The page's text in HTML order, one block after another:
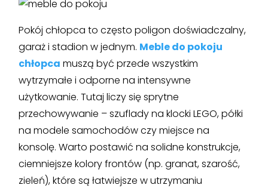
Pokój chłopca to często poligon doświadczalny,
garaż i stadion w jednym. Meble do pokoju
chłopca muszą być przede wszystkim
wytrzymałe i odporne na intensywne
użytkowanie. Tutaj liczy się sprytne
przechowywanie – szuflady na klocki LEGO, półki
na modele samochodów czy miejsce na
konsolę. Warto postawić na solidne konstrukcje,
ciemniejsze kolory frontów (np. granat, szarość,
zieleń), które są łatwiejsze w utrzymaniu